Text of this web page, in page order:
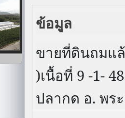
ข้อมูล
ขายที่ดินถมแ
)เนื้อที่ 9 -1-
ปลากด อ. พร